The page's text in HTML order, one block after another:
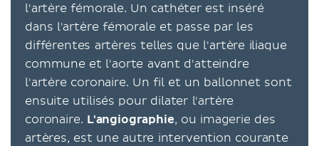
l'artère fémorale. Un cathéter est inséré
dans l'artère fémorale et passe par les
différentes artères telles que l'artère iliaque
commune et l'aorte avant d'atteindre
l'artère coronaire. Un fil et un ballonnet sont
ensuite utilisés pour dilater l'artère
coronaire. L'angiographie, ou imagerie des
artères, est une autre intervention courante